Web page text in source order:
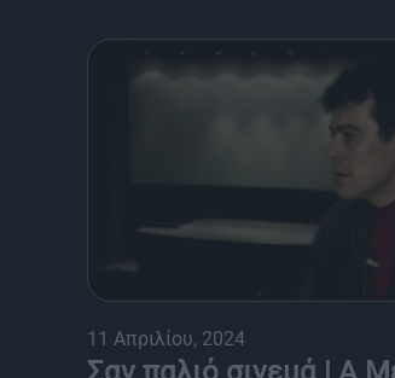
11 Απριλίου, 2024